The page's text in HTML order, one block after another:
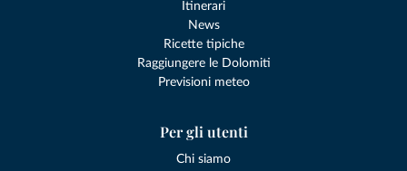
Itinerari
News
Ricette tipiche
Raggiungere le Dolomiti
Previsioni meteo
Per gli utenti
Chi siamo